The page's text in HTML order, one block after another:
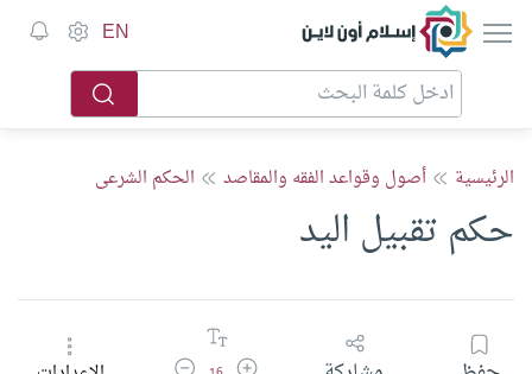
إسلام أون لاين EN
الرئيسية أصول وقواعد الفقه والمقاصد الحكم الشرعى
حكم تقبيل اليد
زيادة حجم الخطتقليل حجم الخط